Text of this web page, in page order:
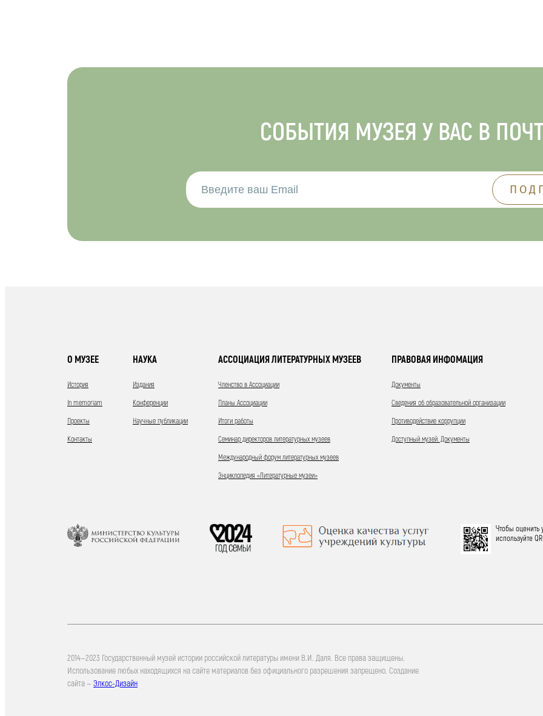
СОБЫТИЯ МУЗЕЯ У ВАС В
О МУЗЕЕ
История
In memoriam
Проекты
Контакты
НАУКА
Издания
Конференции
Научные публикации
АССОЦИАЦИЯ ЛИТЕРАТУРНЫХ МУЗЕЕВ
Членство в Ассоциации
Планы Ассоциации
Итоги работы
Семинар директоров литературных музеев
Международный форум литературных музеев
Энциклопедия «Литературные музеи»
ПРАВОВАЯ ИНФОМАЦИЯ
Документы
Сведения об образовательной организации
Противодействие коррупции
Доступный музей. Документы
Чтобы оценить
используйте
2014—2023 Государственный музей истории российской литературы имени В.И. Даля. Все права защищены.
Использование любых находящихся на сайте материалов без официального разрешения запрещено. Создание
сайта — Элкос-Дизайн